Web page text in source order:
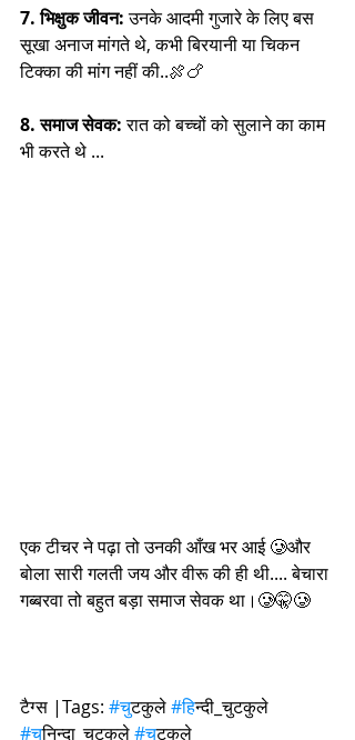
7. भिक्षुक जीवन: उनके आदमी गुजारे के लिए बस
सूखा अनाज मांगते थे, कभी बिरयानी या चिकन
टिक्का की मांग नहीं की..🍖🍗
8. समाज सेवक: रात को बच्चों को सुलाने का काम
भी करते थे ...
एक टीचर ने पढ़ा तो उनकी आँख भर आई 🥲और
बोला सारी गलती जय और वीरू की ही थी.... बेचारा
गब्बरवा तो बहुत बड़ा समाज सेवक था।🥲🤫🥲
टैग्स |Tags: #चुटकुले #हिन्दी_चुटकुले
#चुनिन्दा_चुटकुले #चुटकले